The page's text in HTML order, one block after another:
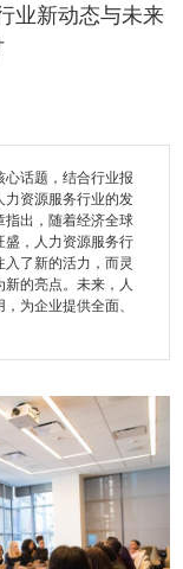
业新动态与未来
话题，结合行业报
力资源服务行业的发
指出，随着经济全球
盛，人力资源服务行
了新的活力，而灵
的亮点。未来，人
为企业提供全面、